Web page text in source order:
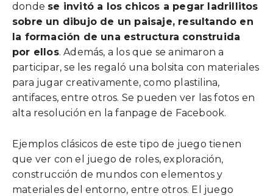
donde se invitó a los chicos a pegar ladrillitos
sobre un dibujo de un paisaje, resultando en
la formación de una estructura construida
por ellos. Además, a los que se animaron a
participar, se les regaló una bolsita con materiales
para jugar creativamente, como plastilina,
antifaces, entre otros. Se pueden ver las fotos en
alta resolución en la fanpage de Facebook.
Ejemplos clásicos de este tipo de juego tienen
que ver con el juego de roles, exploración,
construcción de mundos con elementos y
materiales del entorno, entre otros. El juego